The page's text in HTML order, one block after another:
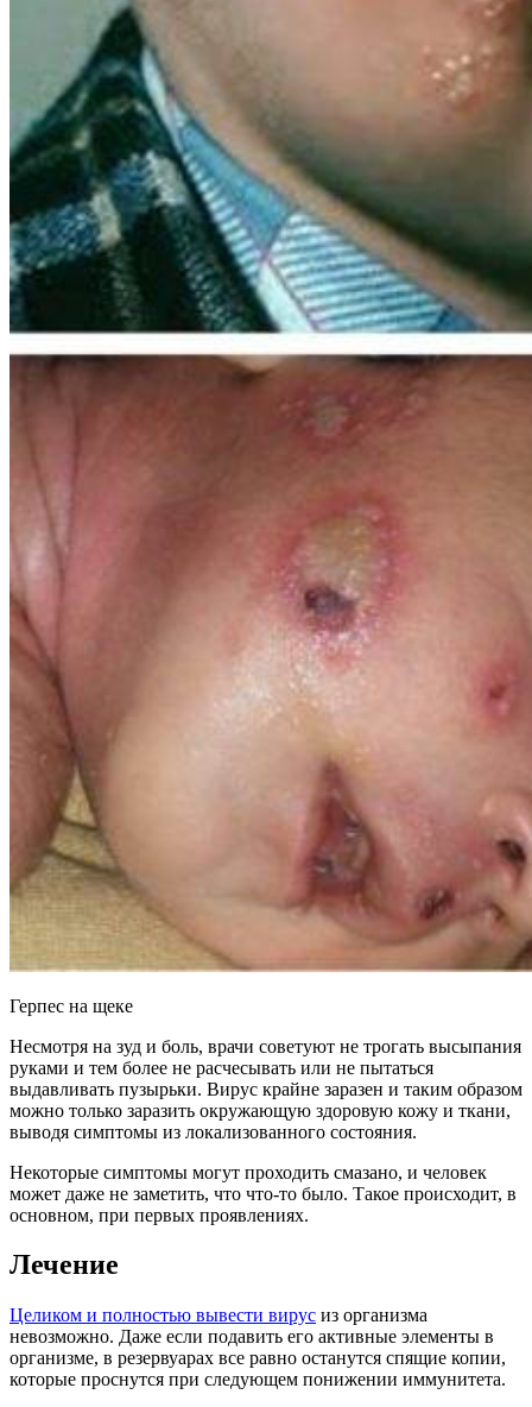
Герпес на щеке
Несмотря на зуд и боль, врачи советуют не трогать высыпания
руками и тем более не расчесывать или не пытаться
выдавливать пузырьки. Вирус крайне заразен и таким образом
можно только заразить окружающую здоровую кожу и ткани,
выводя симптомы из локализованного состояния.
Некоторые симптомы могут проходить смазано, и человек
может даже не заметить, что что-то было. Такое происходит, в
основном, при первых проявлениях.
Лечение
Целиком и полностью вывести вирус из организма
невозможно. Даже если подавить его активные элементы в
организме, в резервуарах все равно останутся спящие копии,
которые проснутся при следующем понижении иммунитета.